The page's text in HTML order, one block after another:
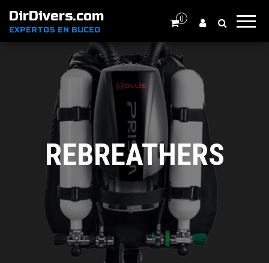
DirDivers.com
EXPERTOS EN BUCEO
0
REBREATHERS